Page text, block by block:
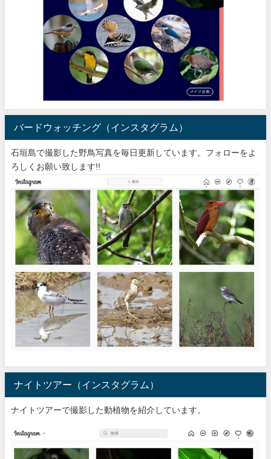
バードウォッチング（インスタグラム）
石垣島で撮影した野鳥写真を毎日更新しています。フォローをよ
ろしくお願い致します!!
ナイトツアー（インスタグラム）
ナイトツアーで撮影した動植物を紹介しています。